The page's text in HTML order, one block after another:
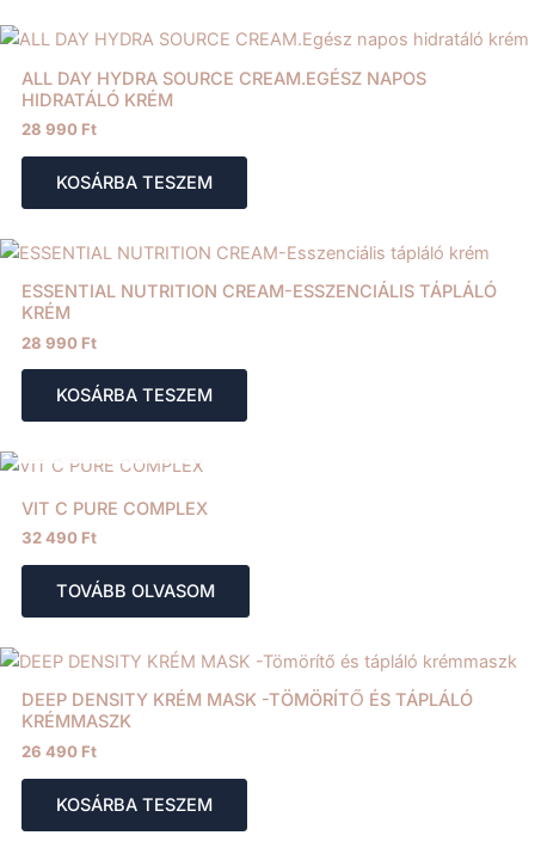
ALL DAY HYDRA SOURCE CREAM.EGÉSZ NAPOS
HIDRATÁLÓ KRÉM
28 990 Ft
KOSÁRBA TESZEM
ESSENTIAL NUTRITION CREAM-ESSZENCIÁLIS TÁPLÁLÓ
KRÉM
28 990 Ft
KOSÁRBA TESZEM
VIT C PURE COMPLEX
32 490 Ft
TOVÁBB OLVASOM
DEEP DENSITY KRÉM MASK -TÖMÖRÍTŐ ÉS TÁPLÁLÓ
KRÉMMASZK
26 490 Ft
KOSÁRBA TESZEM